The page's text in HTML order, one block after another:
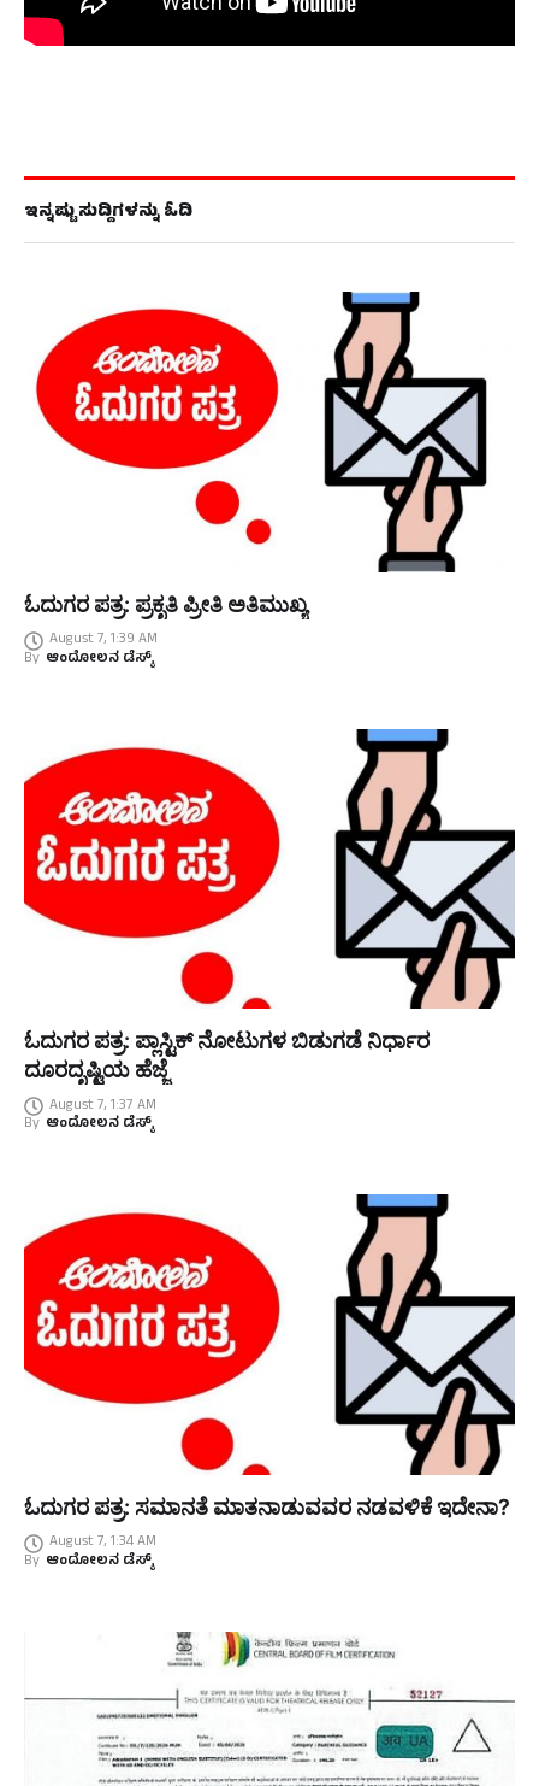
ಇನ್ನಷ್ಟು ಸುದ್ದಿಗಳನ್ನು ಓದಿ
ಓದುಗರ ಪತ್ರ: ಪ್ರಕೃತಿ ಪ್ರೀತಿ ಅತಿಮುಖ್ಯ
August 7, 1:39 AM
By ಆಂದೋಲನ ಡೆಸ್ಕ್
ಓದುಗರ ಪತ್ರ: ಪ್ಲಾಸ್ಟಿಕ್ ನೋಟುಗಳ ಬಿಡುಗಡೆ ನಿರ್ಧಾರ
ದೂರದೃಷ್ಟಿಯ ಹೆಜ್ಜೆ
August 7, 1:37 AM
By ಆಂದೋಲನ ಡೆಸ್ಕ್
ಓದುಗರ ಪತ್ರ: ಸಮಾನತೆ ಮಾತನಾಡುವವರ ನಡವಳಿಕೆ ಇದೇನಾ?
August 7, 1:34 AM
By ಆಂದೋಲನ ಡೆಸ್ಕ್